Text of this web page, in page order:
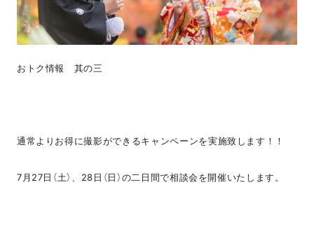
おトク情報 其の三
通常よりお得に撮影ができるキャンペーンを実施致します！！
7月27日（土）、28日（日）の二日間で相談会を開催いたします。